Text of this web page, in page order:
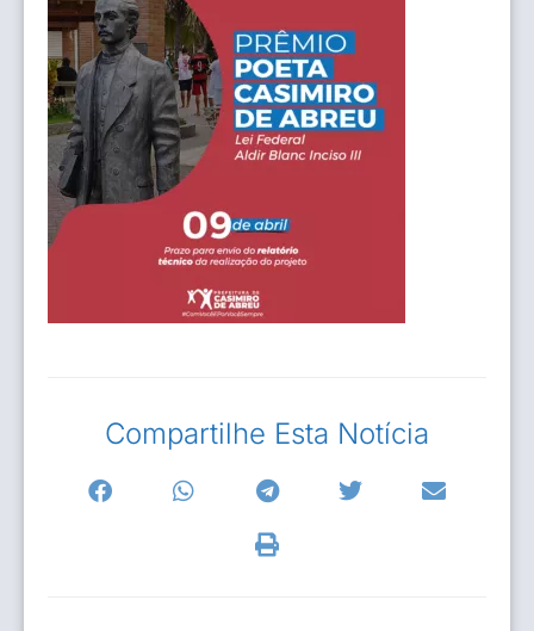
Compartilhe Esta Notícia